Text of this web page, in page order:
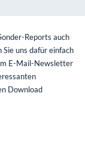
Reports auch
uns dafür einfach
E-Mail-Newsletter
Download